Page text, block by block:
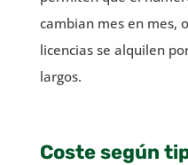
cambian mes en mes,
licencias se alquilen
largos.
Coste según